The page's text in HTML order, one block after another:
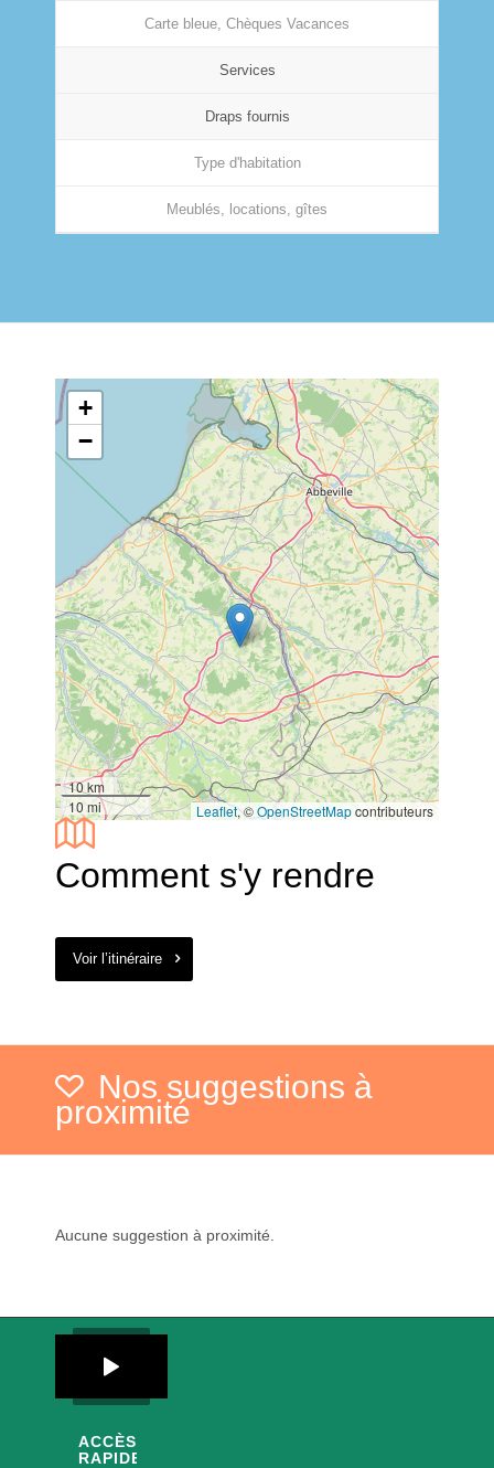
Carte bleue, Chèques Vacances
Services
Draps fournis
Type d'habitation
Meublés, locations, gîtes
+
−
10 km
10 mi
Leaflet, ©OpenStreetMapcontributeurs
Comment s'y rendre
Voir l’itinéraire
Nos suggestions à
proximité
Aucune suggestion à proximité.
ACCÈS
RAPIDES